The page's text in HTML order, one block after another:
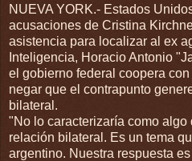
NUEVA YORK.- Estados
acusaciones de Cristina
asistencia para localizar al ex
Inteligencia, Horacio Antonio
el gobierno federal coopera
negar que el contrapunto
bilateral.
"No lo caracterizaría como algo
relación bilateral. Es un tema
argentino. Nuestra respuesta